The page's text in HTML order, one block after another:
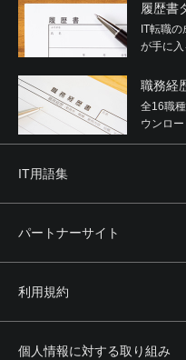
履歴書
IT転職
が手に入
職務経
全16職
ウンロ
IT用語集
パートナーサイト
利用規約
個人情報に対する取り組み